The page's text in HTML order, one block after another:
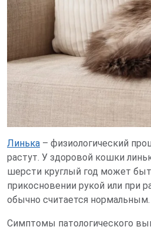
Линька – физиологический
растут. У здоровой кошки
шерсти круглый год может
прикосновении рукой или при
обычно считается нормальным.
Симптомы патологического